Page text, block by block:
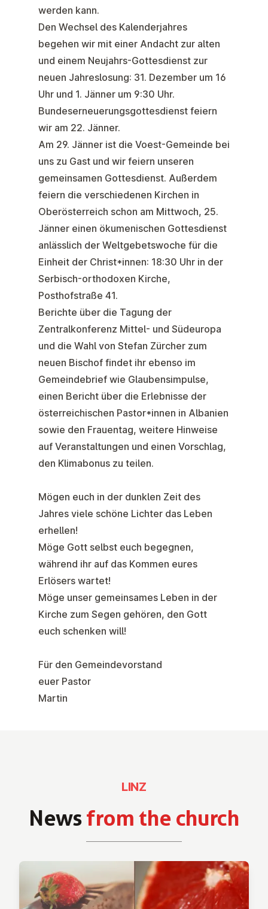
werden kann.
Den Wechsel des Kalenderjahres
begehen wir mit einer Andacht zur alten
und einem Neujahrs-Gottesdienst zur
neuen Jahreslosung: 31. Dezember um 16
Uhr und 1. Jänner um 9:30 Uhr.
Bundeserneuerungsgottesdienst feiern
wir am 22. Jänner.
Am 29. Jänner ist die Voest-Gemeinde bei
uns zu Gast und wir feiern unseren
gemeinsamen Gottesdienst. Außerdem
feiern die verschiedenen Kirchen in
Oberösterreich schon am Mittwoch, 25.
Jänner einen ökumenischen Gottesdienst
anlässlich der Weltgebetswoche für die
Einheit der Christ*innen: 18:30 Uhr in der
Serbisch-orthodoxen Kirche,
Posthofstraße 41.
Berichte über die Tagung der
Zentralkonferenz Mittel- und Südeuropa
und die Wahl von Stefan Zürcher zum
neuen Bischof findet ihr ebenso im
Gemeindebrief wie Glaubensimpulse,
einen Bericht über die Erlebnisse der
österreichischen Pastor*innen in Albanien
sowie den Frauentag, weitere Hinweise
auf Veranstaltungen und einen Vorschlag,
den Klimabonus zu teilen.
Mögen euch in der dunklen Zeit des
Jahres viele schöne Lichter das Leben
erhellen!
Möge Gott selbst euch begegnen,
während ihr auf das Kommen eures
Erlösers wartet!
Möge unser gemeinsames Leben in der
Kirche zum Segen gehören, den Gott
euch schenken will!
Für den Gemeindevorstand
euer Pastor
Martin
Newsfrom the church
LINZ